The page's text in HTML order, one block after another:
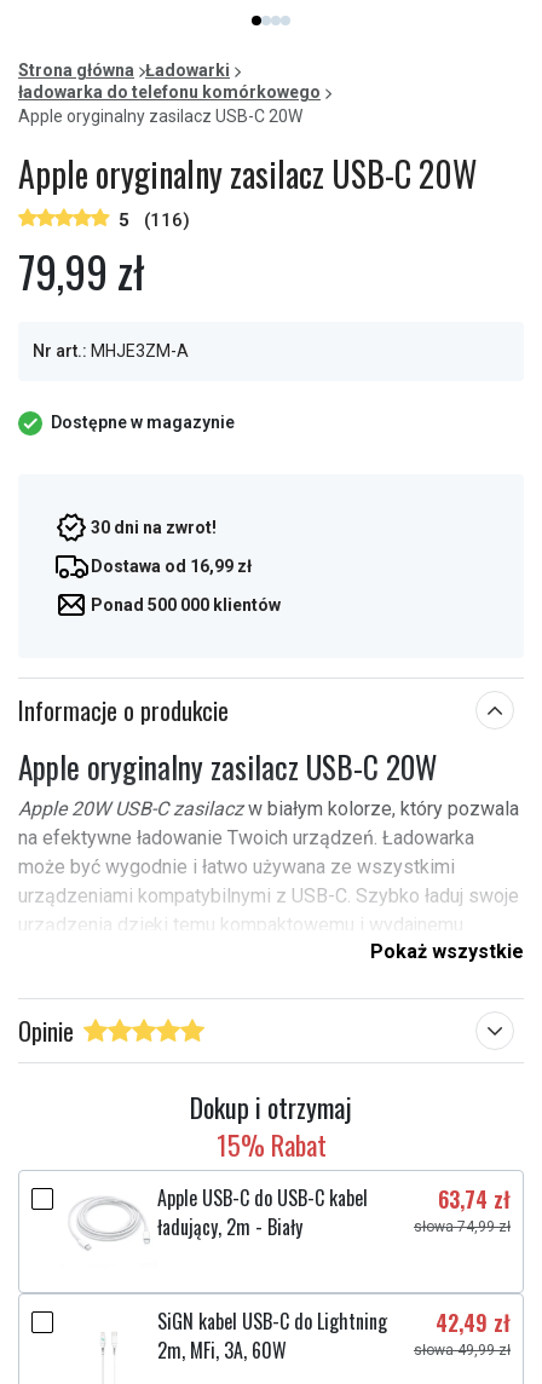
item
item
item
item
of
4
Strona główna
Ładowarki
ładowarka do telefonu komórkowego
Apple oryginalny zasilacz USB-C 20W
Apple oryginalny zasilacz USB-C 20W
5 (116)
79,99 zł
Nr art.: MHJE3ZM-A
Dostępne w magazynie
30 dni na zwrot!
Dostawa od 16,99 zł
Ponad 500 000 klientów
Informacje o produkcie
Apple oryginalny zasilacz USB-C 20W
Apple 20W USB-C zasilaczw białym kolorze, który pozwala
na efektywne ładowanie Twoich urządzeń. Ładowarka
może być wygodnie i łatwo używana ze wszystkimi
urządzeniami kompatybilnymi z USB-C. Szybko ładuj swoje
urządzenia dzięki temu kompaktowemu i wydajnemu
zasilaczowi od Apple. Kompatibel med senaste modellerna
Mini, iPhone 12, iPhone 12 Mini, iPhone 12 Pro, iPhone 12
Pro Max, iPhone 14, iPhone 14 Plus, iPhone 14 Pro, iPhone
14 Pro Max, iPhone 15, iPhone 15 Plus, iPhone 15 Pro,
Typ:
Zasilacz
Effekt: 20W
Złącze:USB-C
Kolor:
Marka:
Apple
Komaptibel med:
Pokaż wszystkie
Opinie
Dokup i otrzymaj
15% Rabat
Apple USB-C do USB-C kabel
ładujący, 2m - Biały
63,74 zł
słowa 74,99 zł
SiGN kabel USB-C do Lightning
2m, MFi, 3A, 60W
42,49 zł
słowa 49,99 zł